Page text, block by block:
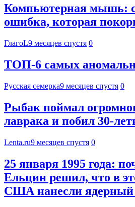
Компьютерная мышь:
ошибка, которая
ГлагоL9 месяцев спустя 0
ТОП-6 самых
Русская семерка9 месяцев спустя 0
Рыбак поймал
лаврака и побил 30-
Lenta.ru9 месяцев спустя 0
25 января 1995 года:
Ельцин решил, что в
США нанесли ядерный